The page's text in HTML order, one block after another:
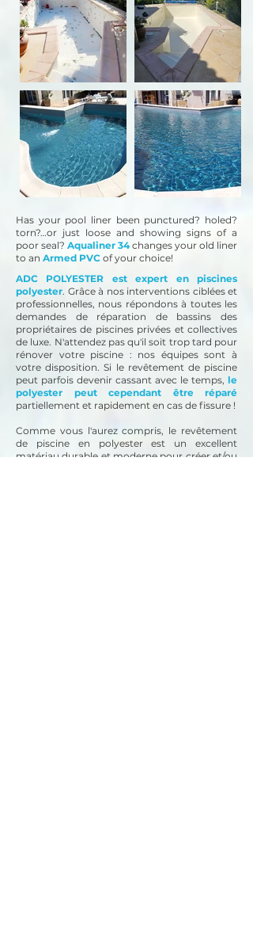
Has your pool liner been punctured? holed?
torn?…or just loose and showing signs of a
poor seal? Aqualiner 34changes your old liner
to an Armed PVC of your choice!
ADC POLYESTER est expert en piscines
polyester. Grâce à nos interventions ciblées et
professionnelles, nous répondons à toutes les
demandes de réparation de bassins des
propriétaires de piscines privées et collectives
de luxe. N'attendez pas qu'il soit trop tard pour
rénover votre piscine : nos équipes sont à
votre disposition.Si le revêtement de piscine
peut parfois devenir cassant avec le temps, le
polyester peut cependant être réparé
partiellement et rapidement en cas de fissure !
Comme vous l'aurez compris, le revêtement
de piscine en polyester est un excellent
matériau durable et moderne pour créer et/ou